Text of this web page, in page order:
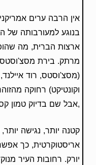
אין הרבה ערים
בנוגע למעורבותה של
ארצות הברית, מה
מרתק. בירת מסצ'וסטס
(מסצ'וסטס, רוד איילנד,
וקונטיקט) רחוקה
,אבל שם בדיוק טמון
קטנה יותר, נגישה
אריסטוקרטית, כך
יורק. רחובות העיר